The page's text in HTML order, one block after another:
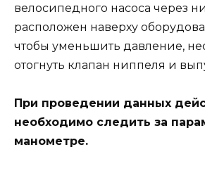
велосипедного насоса через
расположен наверху
чтобы уменьшить давление,
отогнуть клапан ниппеля и
При проведении данных
необходимо следить за
манометре.